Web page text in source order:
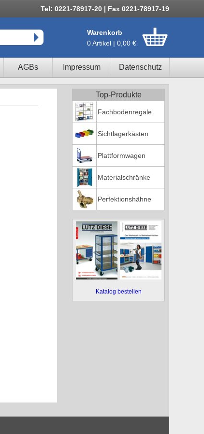
Tel: 0221-78917-20 | Fax 0221-78917-19
Warenkorb
0 Artikel | 0,00 €
AGBs Impressum Datenschutz
Top-Produkte
Fachbodenregale
Sichtlagerkästen
Plattformwagen
Materialschränke
Perfektionshähne
Katalog bestellen